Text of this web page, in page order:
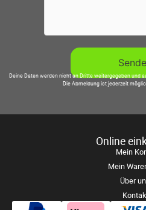
Deine Daten werden nicht an Dritte weitergegeben und
Die Abmeldung ist jederzeit
Online
Mein
Mein
Über